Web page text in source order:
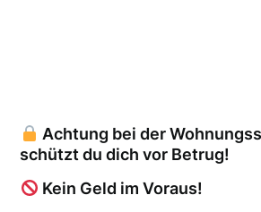
Achtung bei der
schützt du dich vor Betrug!
Kein Geld im Voraus!